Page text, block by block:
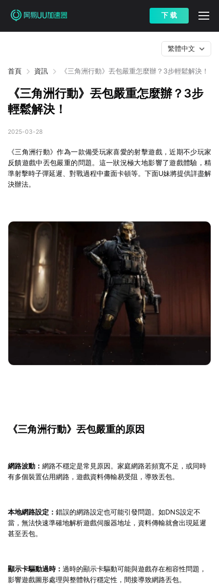
下 载
首頁 資訊 《三角洲行動》丟包嚴重怎麼辦？3步輕鬆解決！
繁體中文
《三角洲行動》丟包嚴重怎麼辦？3步
輕鬆解決！
2025-03-28
《三角洲行動》作為一款備受玩家喜愛的射擊遊戲，近期不少玩家
反饋遊戲中丟包嚴重的問題。這一狀況極大地影響了遊戲體驗，精
準射擊時子彈延遲、對戰過程中畫面卡頓等。下面U妹將提供詳盡解
決辦法。
《三角洲行動》丟包嚴重的原因
網路波動： 網路不穩定是常見原因。家庭網路若頻寬不足，或同時
有多個裝置佔用網路，遊戲資料傳輸易受阻，導致丟包。
本地網路設定： 錯誤的網路設定也可能引發問題。如DNS設定不
當，無法快速準確地解析遊戲伺服器地址，資料傳輸就會出現延遲
甚至丟包。
顯示卡驅動過時： 過時的顯示卡驅動可能與遊戲存在相容性問題，
影響遊戲圖形處理與整體執行穩定性，間接導致網路丟包。